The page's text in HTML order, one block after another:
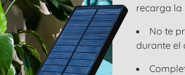
recarga la
No te
durante el